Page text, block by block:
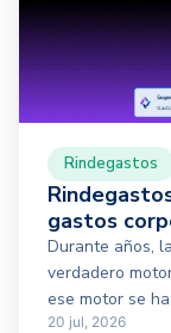
Rindegastos
gastos
Durante años,
verdadero
ese motor se ha
20 jul, 2026